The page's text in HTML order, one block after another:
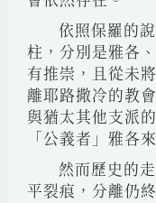
依照保羅的
柱，分別是雅各
有推崇，且從未
離耶路撒冷的教
與猶太其他支派
「公義者」雅各
然而歷史的
平裂痕，分離仍